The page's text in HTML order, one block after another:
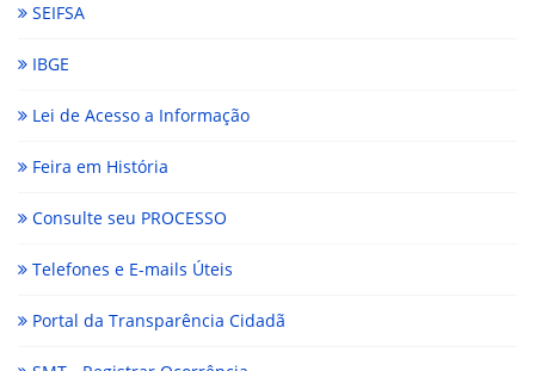
SEIFSA
IBGE
Lei de Acesso a Informação
Feira em História
Consulte seu PROCESSO
Telefones e E-mails Úteis
Portal da Transparência Cidadã